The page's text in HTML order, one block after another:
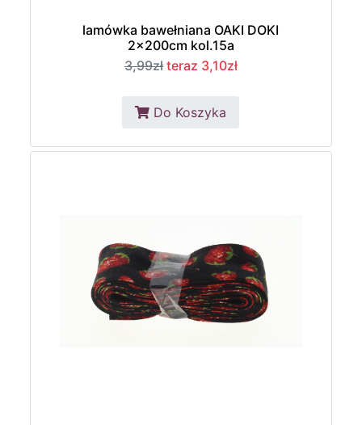
lamówka bawełniana OAKI DOKI
2x200cm kol.15a
3,99zł teraz 3,10zł
Do Koszyka